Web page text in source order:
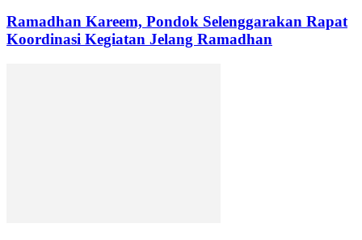
Ramadhan Kareem, Pondok Selenggarakan Rapat
Koordinasi Kegiatan Jelang Ramadhan